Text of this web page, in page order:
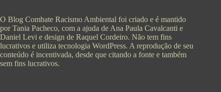
O Blog Combate Racismo Ambiental foi criado e é mantido
por Tania Pacheco, com a ajuda de Ana Paula Cavalcanti e
Daniel Levi e design de Raquel Cordeiro. Não tem fins
lucrativos e utiliza tecnologia WordPress. A reprodução de seu
conteúdo é incentivada, desde que citando a fonte e também
sem fins lucrativos.